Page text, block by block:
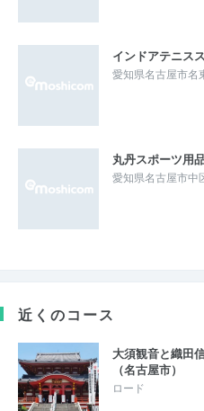
インドアテニス
愛知県名古屋市名
丸丹スポーツ用
愛知県名古屋市中
近くのコース
大須観音と織田
（名古屋市）
ロード